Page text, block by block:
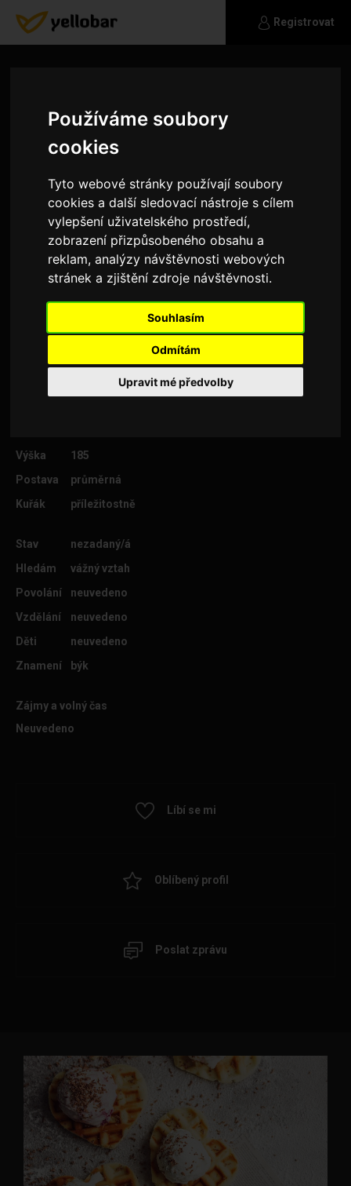
Používáme soubory
cookies
Tyto webové stránky používají soubory
cookies a další sledovací nástroje s cílem
vylepšení uživatelského prostředí,
zobrazení přizpůsobeného obsahu a
reklam, analýzy návštěvnosti webových
stránek a zjištění zdroje návštěvnosti.
Souhlasím
Odmítám
Upravit mé předvolby
Registrovat
Boho1
Výška
185
Postava
průměrná
Kuřák
příležitostně
Stav
nezadaný/á
Hledám
vážný vztah
Povolání
neuvedeno
Vzdělání
neuvedeno
Děti
neuvedeno
Znamení
býk
Zájmy a volný čas
Neuvedeno
Líbí se mi
Oblíbený profil
Poslat zprávu